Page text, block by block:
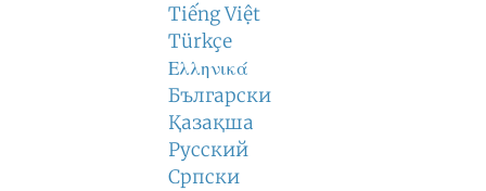
Tiếng Việt
Türkçe
Ελληνικά
Български
Қазақша
Русский
Српски